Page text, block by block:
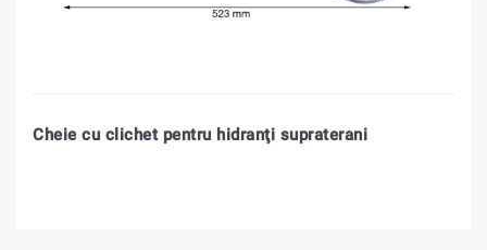
Cheie cu clichet pentru hidranţi supraterani